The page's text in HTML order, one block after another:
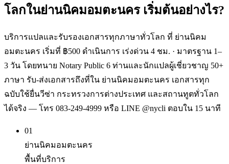
โลกในย่านนิคมอมตะนคร เริ่มต้นอย่างไร?
บริการแปลและรับรองเอกสารทุกภาษาทั่วโลก ที่ ย่านนิคม
อมตะนคร เริ่มที่ ฿500 ดำเนินการ เร่งด่วน 4 ชม. · มาตรฐาน 1–
3 วัน โดยทนาย Notary Public 6 ท่านและนักแปลผู้เชี่ยวชาญ 50+
ภาษา รับ-ส่งเอกสารถึงที่ใน ย่านนิคมอมตะนคร เอกสารทุก
ฉบับใช้ยื่นวีซ่า กระทรวงการต่างประเทศ และสถานทูตทั่วโลก
ได้จริง — โทร 083-249-4999 หรือ LINE @nycli ตอบใน 15 นาที
01
ย่านนิคมอมตะนคร
พื้นที่บริการ